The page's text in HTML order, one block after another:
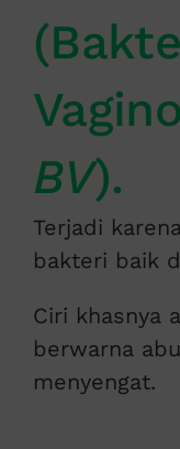
BV).
Terjadi
bakteri baik
Ciri khasnya
berwarna
menyengat.